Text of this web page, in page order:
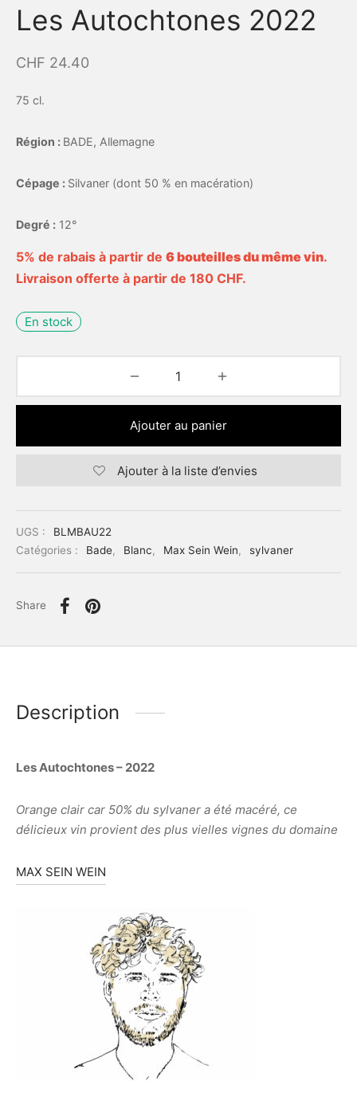
Les Autochtones 2022
CHF 24.40
75 cl.
Région : BADE, Allemagne
Cépage : Silvaner (dont 50 % en macération)
Degré : 12°
5% de rabais à partir de 6 bouteilles du même vin.
Livraison offerte à partir de 180 CHF.
En stock
Ajouter au panier
Ajouter à la liste d’envies
UGS :
BLMBAU22
Catégories :
Bade, Blanc, Max Sein Wein, sylvaner
Share
Description
Les Autochtones – 2022
Orange clair car 50% du sylvaner a été macéré, ce
délicieux vin provient des plus vielles vignes du domaine
MAX SEIN WEIN